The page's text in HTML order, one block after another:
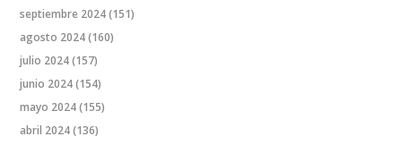
septiembre 2024(151)
agosto 2024(160)
julio 2024(157)
junio 2024(154)
mayo 2024(155)
abril 2024(136)